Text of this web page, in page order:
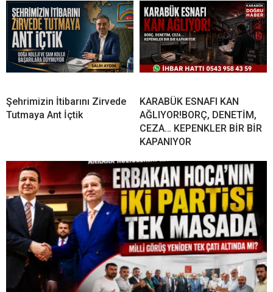
Şehrimizin İtibarını Zirvede
Tutmaya Ant İçtik
KARABÜK ESNAFI KAN
AĞLIYOR!BORÇ, DENETİM,
CEZA… KEPENKLER BİR BİR
KAPANIYOR